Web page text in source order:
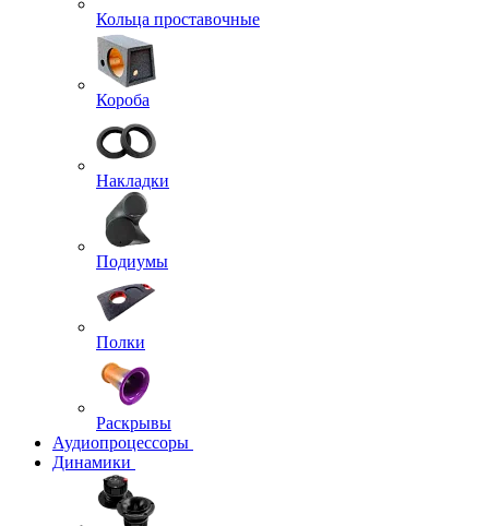
Кольца проставочные
Короба
Накладки
Подиумы
Полки
Раскрывы
Аудиопроцессоры
Динамики